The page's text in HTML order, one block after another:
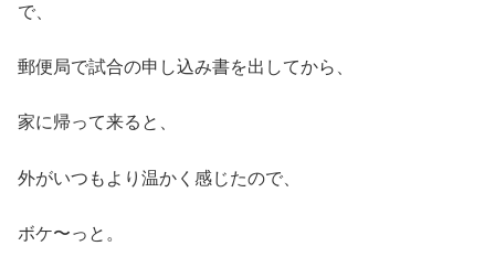
で、
郵便局で試合の申し込み書を出してから、
家に帰って来ると、
外がいつもより温かく感じたので、
ボケ〜っと。